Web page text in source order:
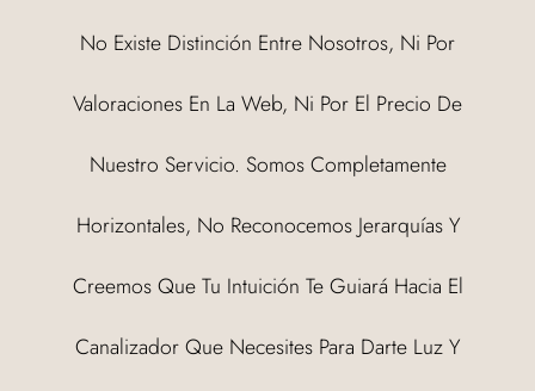
No Existe Distinción Entre Nosotros, Ni Por
Valoraciones En La Web, Ni Por El Precio De
Nuestro Servicio. Somos Completamente
Horizontales, No Reconocemos Jerarquías Y
Creemos Que Tu Intuición Te Guiará Hacia El
Canalizador Que Necesites Para Darte Luz Y